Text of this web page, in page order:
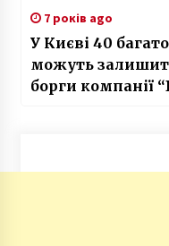
7 років ago
У Києві 40
можуть
борги компанії